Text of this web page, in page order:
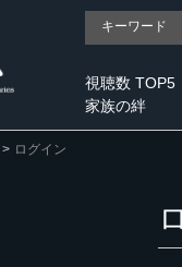
視聴数 TOP5
家族の絆
ログイン